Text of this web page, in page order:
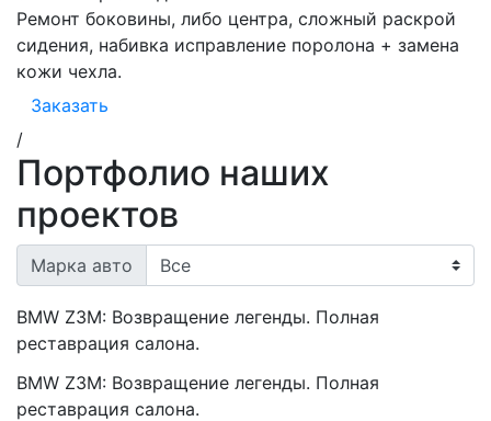
Ремонт боковины, либо центра, сложный раскрой
сидения, набивка исправление поролона + замена
кожи чехла.
Заказать
/
Портфолио наших
проектов
Марка авто
BMW Z3M: Возвращение легенды. Полная
реставрация салона.
BMW Z3M: Возвращение легенды. Полная
реставрация салона.